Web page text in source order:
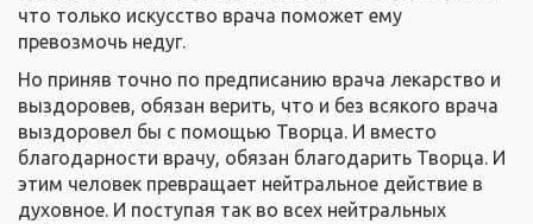
что только искусство врача поможет ему
превозмочь недуг.
Но приняв точно по предписанию врача лекарство и
выздоровев, обязан верить, что и без всякого врача
выздоровел бы с помощью Творца. И вместо
благодарности врачу, обязан благодарить Творца. И
этим человек превращает нейтральное действие в
духовное. И поступая так во всех нейтральных